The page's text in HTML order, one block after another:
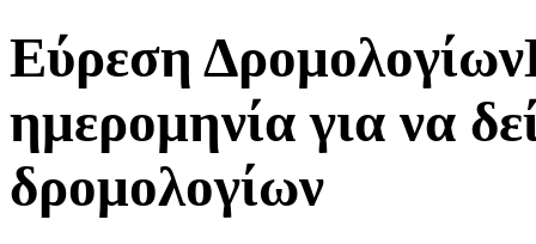
Εύρεση Δρομολογίων
ημερομηνία για να
δρομολογίων